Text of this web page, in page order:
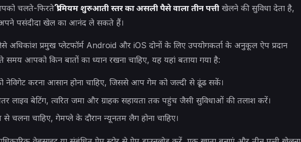
चलते-फिरतेप्रीमियम शुरुआती स्तर का असली पैसे वाला तीन पत्ती खेलने की सुविधा देता है,
पसंदीदा खेल का आनंद ले सकते हैं।
प्रमुख प्लेटफॉर्म Android और iOS दोनों के लिए उपयोगकर्ता के अनुकूल ऐप प्रदान
आपको किन बातों का ध्यान रखना चाहिए, यह यहां बताया गया है:
नेविगेट करना आसान होना चाहिए, जिससे आप गेम को जल्दी से ढूंढ सकें।
लाइव बेटिंग, त्वरित जमा और ग्राहक सहायता तक पहुंच जैसी सुविधाओं की तलाश करें।
चलना चाहिए, गेमप्ले के दौरान न्यूनतम लैग होना चाहिए।